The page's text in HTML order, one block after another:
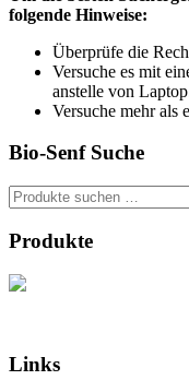
folgende Hinweise:
Überprüfe die
Versuche es mit
anstelle von
Versuche mehr als
Bio-Senf Suche
Suchen
nach:
Produkte
Links